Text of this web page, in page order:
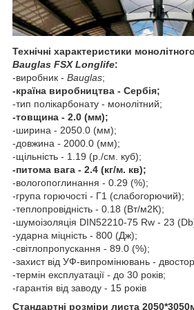
Технічні характеристики
Bauglas FSX Longlife:
-виробник - Bauglas;
-країна виробництва - Сербія;
-тип полікарбонату - монолітний;
-товщина - 2.0 (мм);
-ширина - 2050.0 (мм);
-довжина - 2000.0 (мм);
-щільність - 1.19 (р./см. куб);
-питома вага - 2.4 (кг/м. кв);
-вологопоглинання - 0.29 (%);
-група горючості - Г1 (слабогорючий);
-теплопровідність - 0.18 (Вт/м2К);
-шумоізоляція DIN52210-75 Rw - 23
-ударна міцність - 800 (Дж);
-світлопропускання - 89.0 (%);
-захист від УФ-випромінювань -
-термін експлуатації - до 30 років;
-гарантія від заводу - 15 років
Стандартні розміри листа